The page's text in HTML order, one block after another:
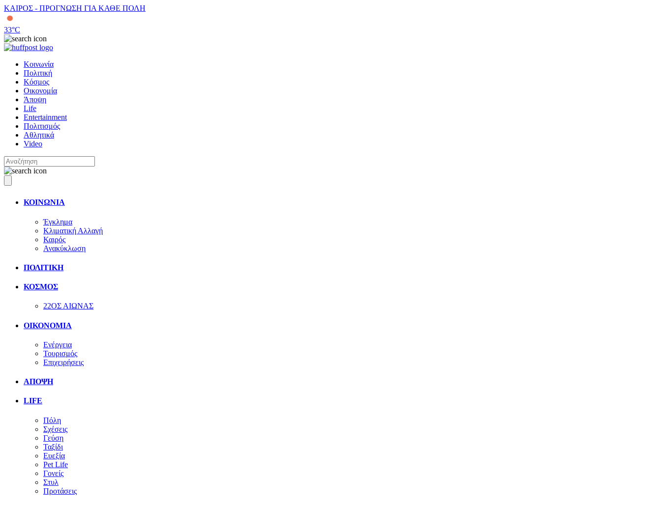
ΚΑΙΡΟΣ - ΠΡΟΓΝΩΣΗ ΓΙΑ ΚΑΘΕ ΠΟΛΗ
33°C
Κοινωνία
Πολιτική
Κόσμος
Οικονομία
Άποψη
Life
Entertainment
Πολιτισμός
Αθλητικά
Video
ΚΟΙΝΩΝΙΑ
Έγκλημα
Κλιματική Αλλαγή
Καιρός
Ανακύκλωση
ΠΟΛΙΤΙΚΗ
ΚΟΣΜΟΣ
22ΟΣ ΑΙΩΝΑΣ
ΟΙΚΟΝΟΜΙΑ
Ενέργεια
Τουρισμός
Επιχειρήσεις
ΑΠΟΨΗ
LIFE
Πόλη
Σχέσεις
Γεύση
Ταξίδι
Ευεξία
Pet Life
Γονείς
Στυλ
Προτάσεις